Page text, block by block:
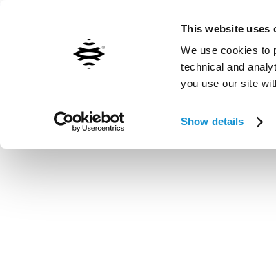
This website uses
We use cookies to
technical and
you use our site
Show details
Vai al contenuto principale